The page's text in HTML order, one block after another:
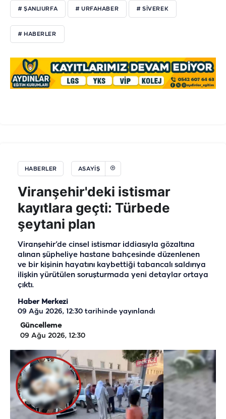
# ŞANLIURFA # URFAHABER # SİVEREK
# HABERLER
HABERLER ASAYIŞ
Viranşehir'deki istismar
kayıtlara geçti: Türbede
şeytani plan
Viranşehir’de cinsel istismar iddiasıyla gözaltına
alınan şüpheliye hastane bahçesinde düzenlenen
ve bir kişinin hayatını kaybettiği tabancalı saldırıya
ilişkin yürütülen soruşturmada yeni detaylar ortaya
çıktı.
Haber Merkezi
09 Ağu 2026, 12:30 tarihinde yayınlandı
Güncelleme
09 Ağu 2026, 12:30